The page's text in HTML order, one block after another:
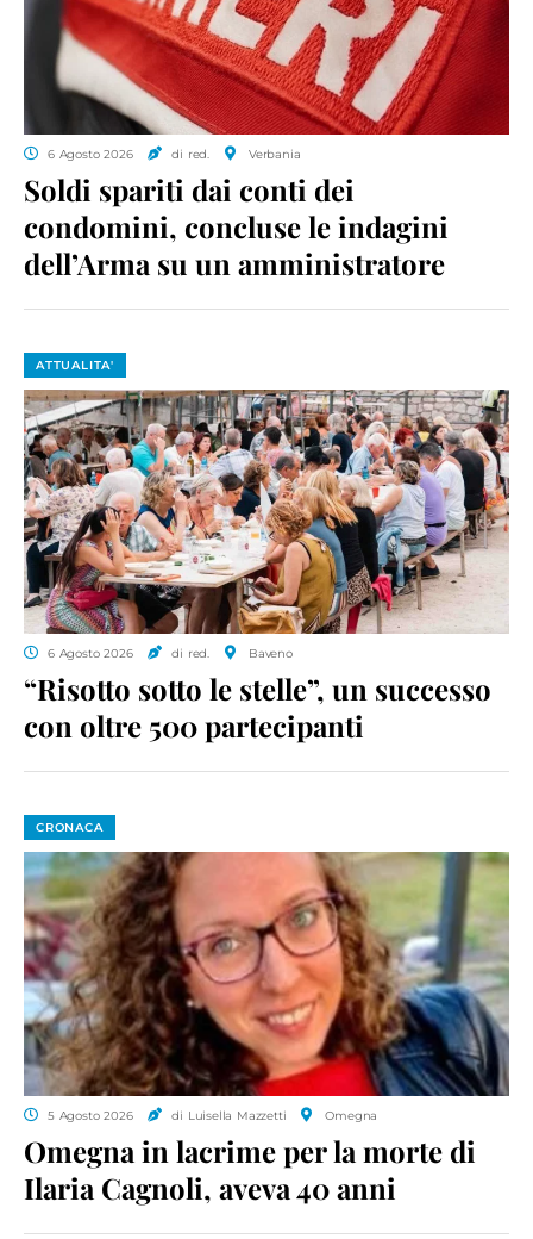
6 Agosto 2026 di red. Verbania
Soldi spariti dai conti dei
condomini, concluse le indagini
dell’Arma su un amministratore
ATTUALITA'
6 Agosto 2026 di red. Baveno
“Risotto sotto le stelle”, un successo
con oltre 500 partecipanti
CRONACA
5 Agosto 2026 di Luisella Mazzetti Omegna
Omegna in lacrime per la morte di
Ilaria Cagnoli, aveva 40 anni